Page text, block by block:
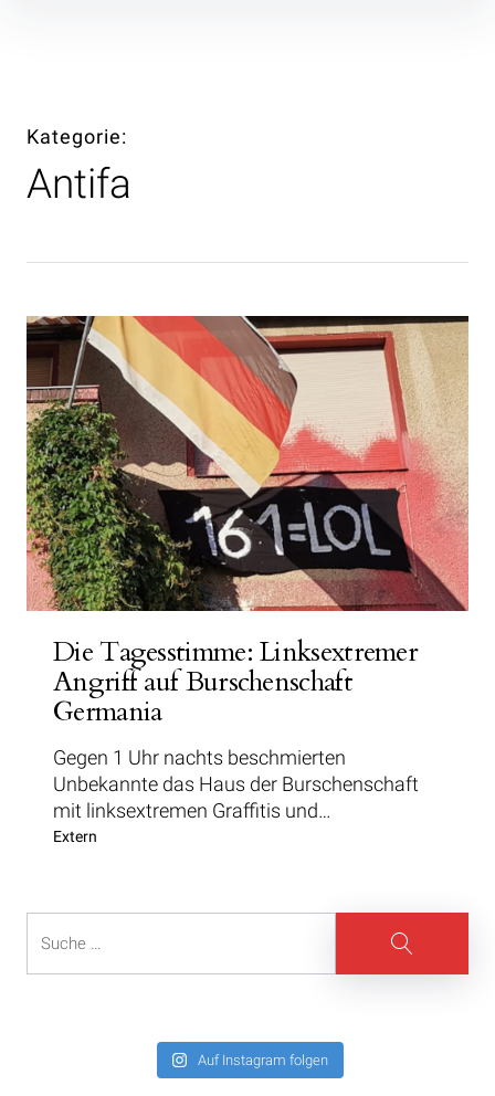
Kategorie
Antifa
Die Tagesstimme: Linksextremer
Angriff auf Burschenschaft
Germania
Gegen 1 Uhr nachts beschmierten
Unbekannte das Haus der Burschenschaft
mit linksextremen Graffitis und…
Extern
Suche
Auf Instagram folgen